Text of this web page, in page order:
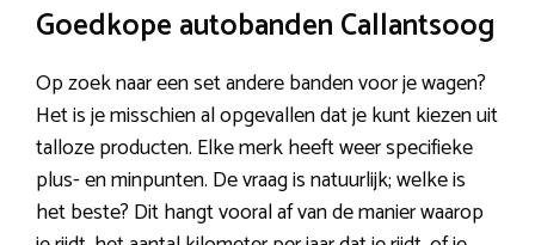
Goedkope autobanden Callantsoog
Op zoek naar een set andere banden voor je wagen?
Het is je misschien al opgevallen dat je kunt kiezen uit
talloze producten. Elke merk heeft weer specifieke
plus- en minpunten. De vraag is natuurlijk; welke is
het beste? Dit hangt vooral af van de manier waarop